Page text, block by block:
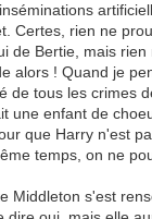
Certes, rien ne
de Bertie, mais
alors ! Quand je
de tous les crimes
une enfant de
que Harry n'est
temps, on ne
Middleton s'est